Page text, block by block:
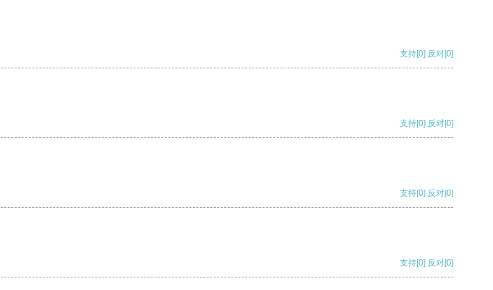
支持[0] 反对[0]
支持[0] 反对[0]
支持[0] 反对[0]
支持[0] 反对[0]